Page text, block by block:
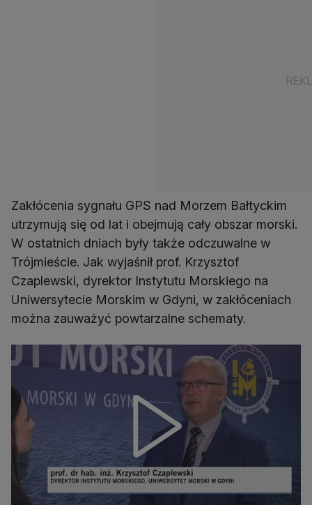
Zakłócenia sygnału GPS nad Morzem Bałtyckim
utrzymują się od lat i obejmują cały obszar morski.
W ostatnich dniach były także odczuwalne w
Trójmieście. Jak wyjaśnił prof. Krzysztof
Czaplewski, dyrektor Instytutu Morskiego na
Uniwersytecie Morskim w Gdyni, w zakłóceniach
można zauważyć powtarzalne schematy.